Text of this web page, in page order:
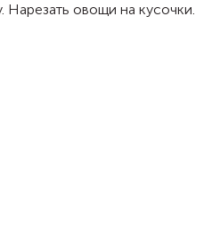
Нарезать овощи на кусочки.